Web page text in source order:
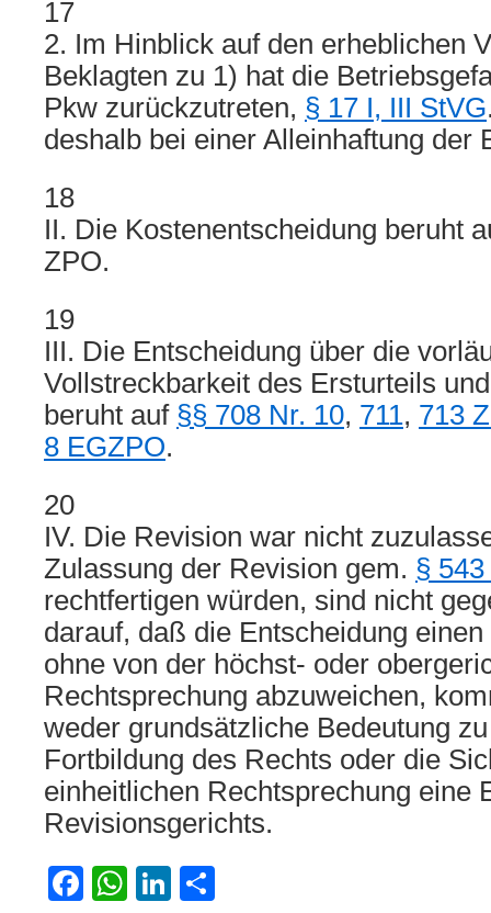
17
2. Im Hinblick auf den erheblichen
Beklagten zu 1) hat die
Pkw zurückzutreten, § 17 I, III StVG
deshalb bei einer Alleinhaftung der
18
II. Die Kostenentscheidung beruht
ZPO.
19
III. Die Entscheidung über die
Vollstreckbarkeit des Ersturteils
beruht auf §§ 708 Nr. 10, 711, 713
8 EGZPO.
20
IV. Die Revision war nicht
Zulassung der Revision gem. §
rechtfertigen würden, sind nicht
darauf, daß die Entscheidung
ohne von der höchst- oder
Rechtsprechung abzuweichen,
weder grundsätzliche Bedeutung
Fortbildung des Rechts oder die
einheitlichen Rechtsprechung eine
Revisionsgerichts.
Facebook
WhatsApp
LinkedIn